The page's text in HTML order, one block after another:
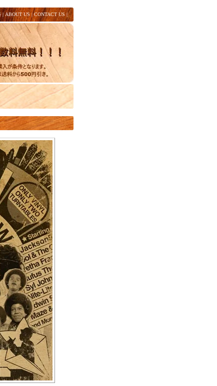
| ABOUT US |CONTACT US |